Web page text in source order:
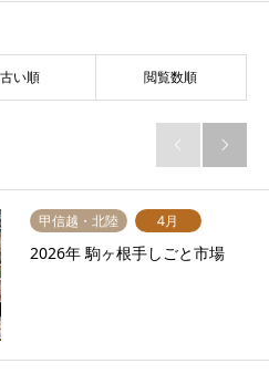
古い順 閲覧数順
 
甲信越・北陸 4月
2026年 駒ヶ根手しごと市場